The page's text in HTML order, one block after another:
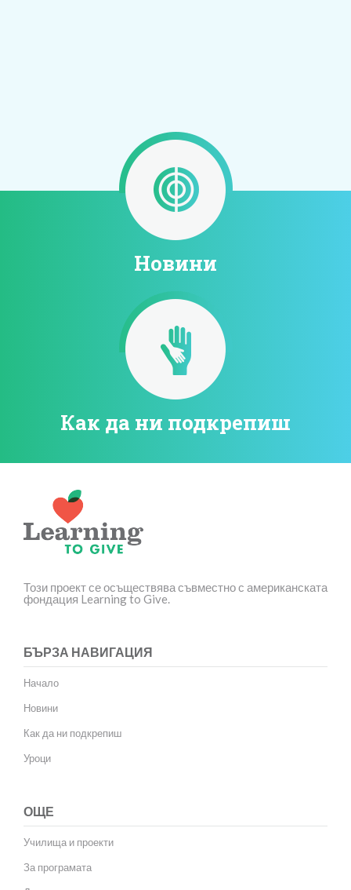
Новини
Как да ни подкрепиш
Този проект се осъществява съвместно с американската
фондация Learning to Give.
БЪРЗА НАВИГАЦИЯ
Начало
Новини
Как да ни подкрепиш
Уроци
ОЩЕ
Училища и проекти
За програмата